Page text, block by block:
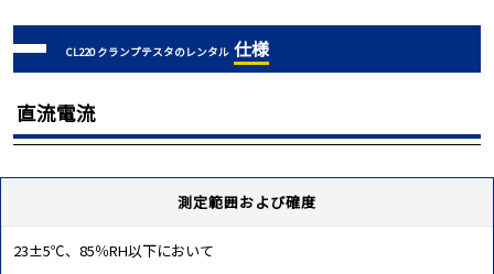
CL220 クランプテスタのレンタル 仕様
直流電流
測定範囲および確度
23±5℃、85％RH以下において